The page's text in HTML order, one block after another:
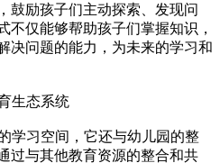
鼓励孩子们主动探索、发现问
不仅能够帮助孩子们掌握知识，
决问题的能力，为未来的学习和
生态系统
学习空间，它还与幼儿园的整
过与其他教育资源的整合和共